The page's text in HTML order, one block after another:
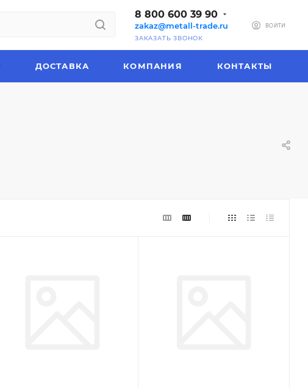
8 800 600 39 90
zakaz@metall-trade.ru
ЗАКАЗАТЬ ЗВОНОК
ВОЙТИ
ДОСТАВКА КОМПАНИЯ КОНТАКТЫ